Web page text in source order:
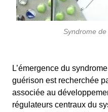
Syndrome
L’émergence du
guérison est recherchée
associée au
régulateurs centraux du